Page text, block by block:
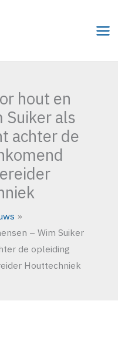
hout en
Suiker als
achter de
– Wim Suiker
de opleiding
Houttechniek